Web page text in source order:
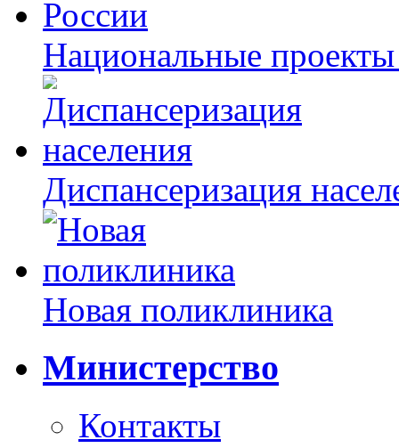
Национальные
Диспансеризация
Новая поликлиника
Министерство
Контакты